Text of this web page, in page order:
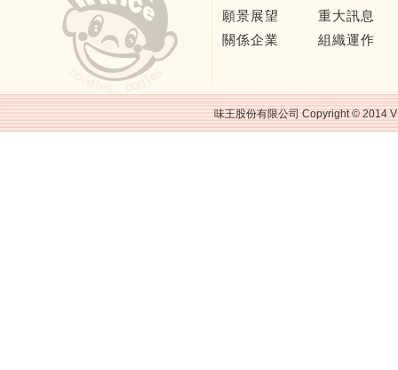
願景展望
關係企業
重大訊息
組織運作
味王股份有限公司 Copyright © 2014